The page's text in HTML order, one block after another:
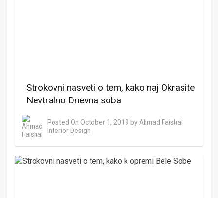
Strokovni nasveti o tem, kako naj Okrasite
Nevtralno Dnevna soba
Posted On October 1, 2019 by Ahmad Faishal
Interior Design